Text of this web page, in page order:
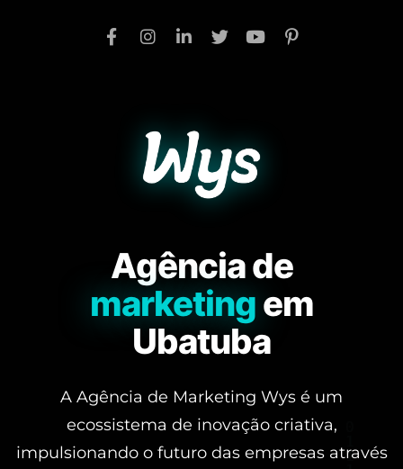
Agência de
marketingem
Ubatuba
A Agência de Marketing Wys é um
ecossistema de inovação criativa,
impulsionando o futuro das empresas através